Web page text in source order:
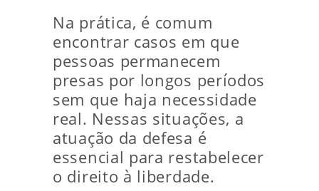
Na prática, é comum
encontrar casos em que
pessoas permanecem
presas por longos períodos
sem que haja necessidade
real. Nessas situações, a
atuação da defesa é
essencial para restabelecer
o direito à liberdade.